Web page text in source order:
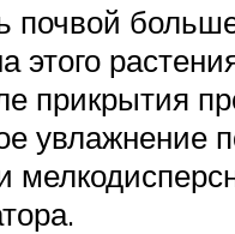
почвой
этого
прикрытия
увлажнение